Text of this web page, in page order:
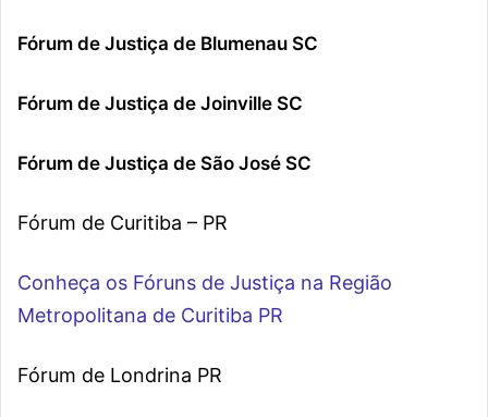
Fórum de Justiça de Blumenau SC
Fórum de Justiça de Joinville SC
Fórum de Justiça de São José SC
Fórum de Curitiba – PR
Conheça os Fóruns de Justiça na Região
Metropolitana de Curitiba PR
Fórum de Londrina PR